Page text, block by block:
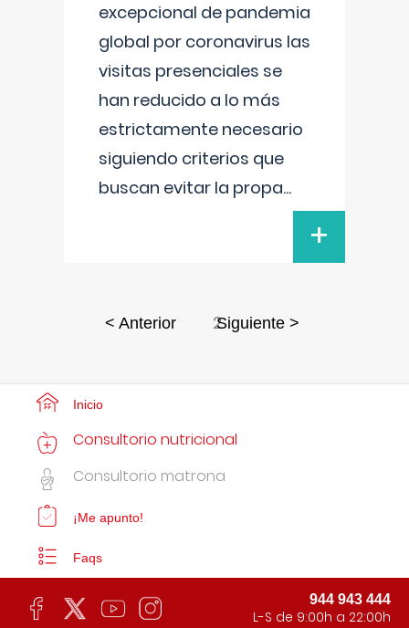
excepcional de pandemia
global por coronavirus las
visitas presenciales se
han reducido a lo más
estrictamente necesario
siguiendo criterios que
buscan evitar la propa...
+
< Anterior 2Siguiente >
Inicio
Consultorio nutricional
Consultorio matrona
¡Me apunto!
Faqs
944 943 444
L-S de 9:00h a 22:00h